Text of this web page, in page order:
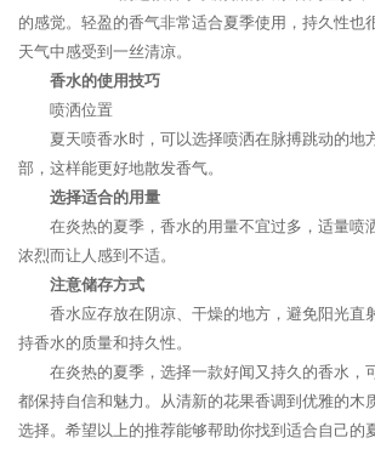
的感觉。轻盈的香气非常适合夏季使用，持久性也
天气中感受到一丝清凉。
香水的使用技巧
喷洒位置
夏天喷香水时，可以选择喷洒在脉搏跳动的地
部，这样能更好地散发香气。
选择适合的用量
在炎热的夏季，香水的用量不宜过多，适量喷
浓烈而让人感到不适。
注意储存方式
香水应存放在阴凉、干燥的地方，避免阳光直
持香水的质量和持久性。
在炎热的夏季，选择一款好闻又持久的香水，
都保持自信和魅力。从清新的花果香调到优雅的木
选择。希望以上的推荐能够帮助你找到适合自己的